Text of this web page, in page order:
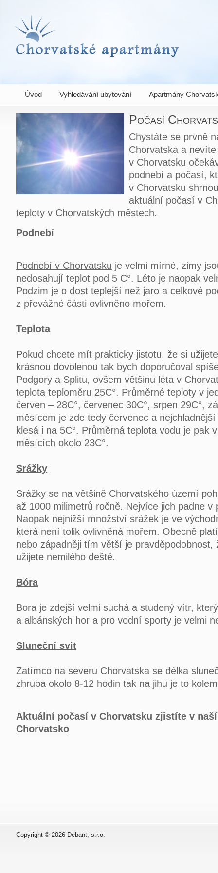
Chorvatské apartmány
Úvod Vyhledávání ubytování Apartmány
Počasí
Chystáte se prvně
Chorvatska a
v Chorvatsku
podnebí a počasí,
v Chorvatsku
aktuální počasí v
teploty v Chorvatských městech.
Podnebí
Podnebí v Chorvatsku je velmi mírné, zimy
nedosahují teplot pod 5 C°. Léto je naopak
Podzim je o dost teplejší než jaro a celkové
z převážné části ovlivněno mořem.
Teplota
Pokud chcete mít prakticky jistotu, že si
krásnou dovolenou tak bych doporučoval
Podgory a Splitu, ovšem většinu léta v
teplota teploměru 25C°. Průměrné teploty v
červen – 28C°, červenec 30C°, srpen 29C°,
měsícem je zde tedy červenec a
klesá i na 5C°. Průměrná teplota vodu je pak
měsících okolo 23C°.
Srážky
Srážky se na většině Chorvatského území
až 1000 milimetrů ročně. Nejvíce jich padne v
Naopak nejnižší množství srážek je ve
která není tolik ovlivněná mořem. Obecně
nebo západněji tím větší je pravděpodobnost,
užijete nemilého deště.
Bóra
Bora je zdejší velmi suchá a studený vítr,
a albánských hor a pro vodní sporty je velmi
Sluneční svit
Zatímco na severu Chorvatska se délka
zhruba okolo 8-12 hodin tak na jihu je to
Aktuální počasí v Chorvatsku zjistíte v
Chorvatsko
Copyright © 2026 Debant, s.r.o.